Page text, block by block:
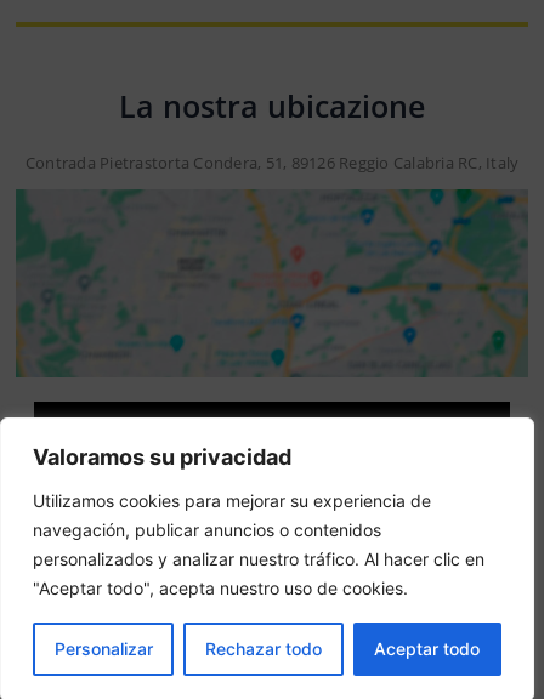
Valoramos su privacidad
Utilizamos cookies para mejorar su experiencia de
navegación, publicar anuncios o contenidos
personalizados y analizar nuestro tráfico. Al hacer clic en
"Aceptar todo", acepta nuestro uso de cookies.
Personalizar Rechazar todo Aceptar todo
La nostra ubicazione
Contrada Pietrastorta Condera, 51, 89126 Reggio Calabria RC, Italy
contiene informazioni sull hotel e offre un servizio di
prenotazione online.
Siete il proprietario di questo sito web?–
Altri hotel in città
PRENOTA